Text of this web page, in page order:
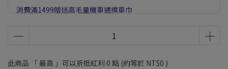
消費滿1499贈送高毛量機車通擦車巾
此商品 「 最高 」可以折抵紅利 0 點 (約等於 NT$0 )